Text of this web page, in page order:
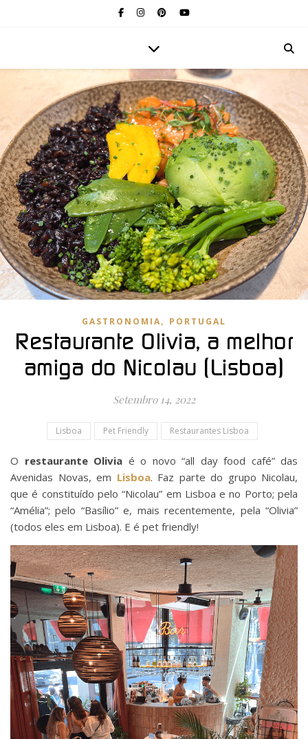
GASTRONOMIA, PORTUGAL
Restaurante Olivia, a melhor
amiga do Nicolau (Lisboa)
Setembro 14, 2022
Lisboa Pet Friendly Restaurantes Lisboa
restaurante Olivia é o novo “all day food café” das
Avenidas Novas, em Lisboa. Faz parte do grupo Nicolau,
que é constituído pelo “Nicolau” em Lisboa e no Porto; pela
“Amélia”; pelo “Basílio” e, mais recentemente, pela “Olivia”
(todos eles em Lisboa). E é pet friendly!